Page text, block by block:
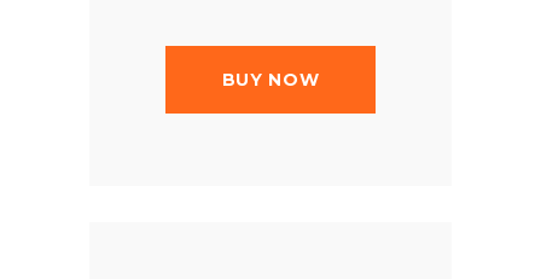
BUY NOW